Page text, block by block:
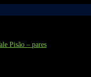
Pisão – pares